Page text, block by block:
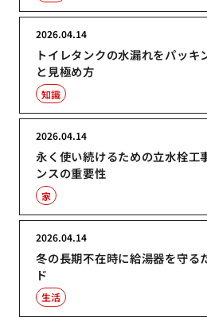
トイレタンクの水漏れをパッキ
と見極め方
2026.04.14
知識
永く使い続けるための立水栓工
ンスの重要性
2026.04.14
家
冬の長期不在時に給湯器を守る
ド
2026.04.14
生活